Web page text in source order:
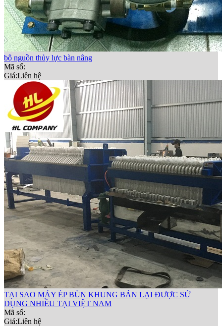
bộ nguồn thủy lực bàn nâng
Mã số:
Giá:Liên hệ
TẠI SAO MÁY ÉP BÙN KHUNG BẢN LẠI ĐƯỢC SỬ
DỤNG NHIỀU TẠI VIỆT NAM
Mã số:
Giá:Liên hệ